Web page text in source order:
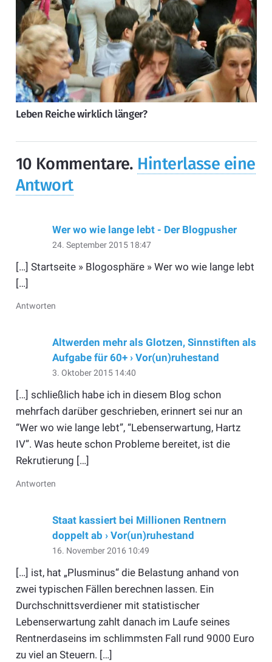
Leben Reiche wirklich länger?
10 Kommentare. Hinterlasse eine
Antwort
Wer wo wie lange lebt - Der Blogpusher
24. September 2015 18:47
[…] Startseite » Blogosphäre » Wer wo wie lange lebt
[…]
Antworten
Altwerden mehr als Glotzen, Sinnstiften als
Aufgabe für 60+ › Vor(un)ruhestand
3. Oktober 2015 14:40
[…] schließlich habe ich in diesem Blog schon
mehrfach darüber geschrieben, erinnert sei nur an
“Wer wo wie lange lebt”, “Lebenserwartung, Hartz
IV”. Was heute schon Probleme bereitet, ist die
Rekrutierung […]
Antworten
Staat kassiert bei Millionen Rentnern
doppelt ab › Vor(un)ruhestand
16. November 2016 10:49
[…] ist, hat „Plusminus“ die Belastung anhand von
zwei typischen Fällen berechnen lassen. Ein
Durchschnittsverdiener mit statistischer
Lebenserwartung zahlt danach im Laufe seines
Rentnerdaseins im schlimmsten Fall rund 9000 Euro
zu viel an Steuern. […]